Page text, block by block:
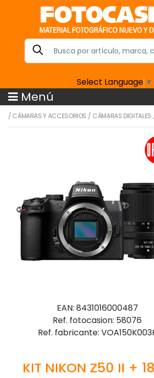
Select Language ▼
Menú
/ CÁMARAS Y ACCESORIOS / CÁMARAS DIGITALES
EAN: 8431016000487
Ref. fotocasion: 58076
Ref. fabricante:
KIT NIKON Z50 II +